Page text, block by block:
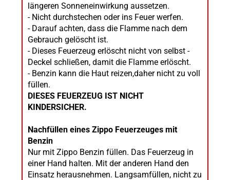
längeren Sonneneinwirkung aussetzen.
- Nicht durchstechen oder ins Feuer werfen.
- Darauf achten, dass die Flamme nach dem
Gebrauch gelöscht ist.
- Dieses Feuerzeug erlöscht nicht von selbst -
Deckel schließen, damit die Flamme erlöscht.
- Benzin kann die Haut reizen,daher nicht zu voll
füllen.
DIESES FEUERZEUG IST NICHT
KINDERSICHER.
Nachfüllen eines Zippo Feuerzeuges mit
Benzin
Nur mit Zippo Benzin füllen. Das Feuerzeug in
einer Hand halten. Mit der anderen Hand den
Einsatz herausnehmen. Langsamfüllen, nicht zu